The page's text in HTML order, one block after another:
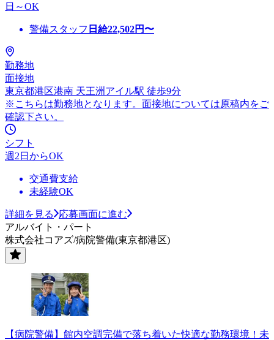
日～OK
警備スタッフ 日給22,502円〜
勤務地
面接地
東京都港区港南 天王洲アイル駅 徒歩9分
※こちらは勤務地となります。面接地については原稿内をご
確認下さい。
シフト
週2日からOK
交通費支給
未経験OK
詳細を見る
応募画面に進む
アルバイト・パート
株式会社コアズ/病院警備(東京都港区)
【病院警備】館内空調完備で落ち着いた快適な勤務環境！未